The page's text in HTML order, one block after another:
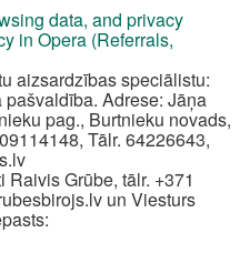
data, and privacy
in Opera (Referrals,
aizsardzības speciālistu:
Adrese: Jāņa
pag., Burtnieku novads,
Tālr. 64226643,
Grūbe, tālr. +371
un Viesturs